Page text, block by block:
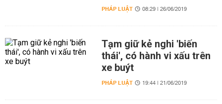
PHÁP LUẬT 08:29 | 26/06/2019
Tạm giữ kẻ nghi 'biến
thái', có hành vi xấu trên
xe buýt
PHÁP LUẬT 19:44 | 21/06/2019